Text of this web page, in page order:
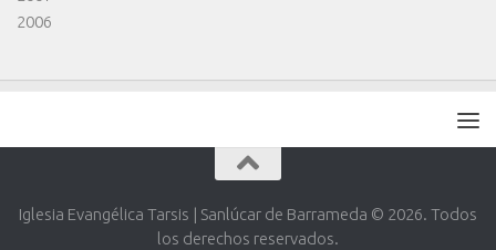
2006
Iglesia Evangélica Tarsis | Sanlúcar de Barrameda © 2026. Todos
los derechos reservados.